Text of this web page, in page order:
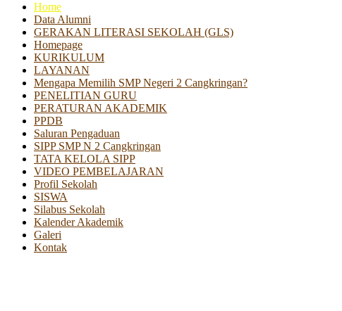
Home
Data Alumni
GERAKAN LITERASI SEKOLAH (GLS)
Homepage
KURIKULUM
LAYANAN
Mengapa Memilih SMP Negeri 2 Cangkringan?
PENELITIAN GURU
PERATURAN AKADEMIK
PPDB
Saluran Pengaduan
SIPP SMP N 2 Cangkringan
TATA KELOLA SIPP
VIDEO PEMBELAJARAN
Profil Sekolah
SISWA
Silabus Sekolah
Kalender Akademik
Galeri
Kontak